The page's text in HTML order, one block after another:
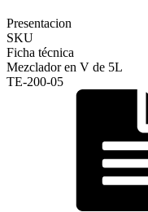
Presentacion
SKU
Ficha técnica
Mezclador en V de 5L
TE-200-05